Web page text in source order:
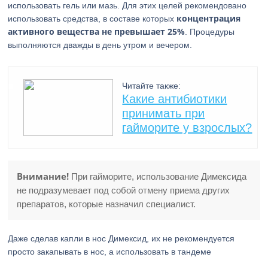
использовать гель или мазь. Для этих целей рекомендовано
использовать средства, в составе которых концентрация
активного вещества не превышает 25% . Процедуры
выполняются дважды в день утром и вечером.
Читайте также:
Какие антибиотики
принимать при
гайморите у взрослых?
Внимание! При гайморите, использование Димексида
не подразумевает под собой отмену приема других
препаратов, которые назначил специалист.
Даже сделав капли в нос Димексид, их не рекомендуется
просто закапывать в нос, а использовать в тандеме